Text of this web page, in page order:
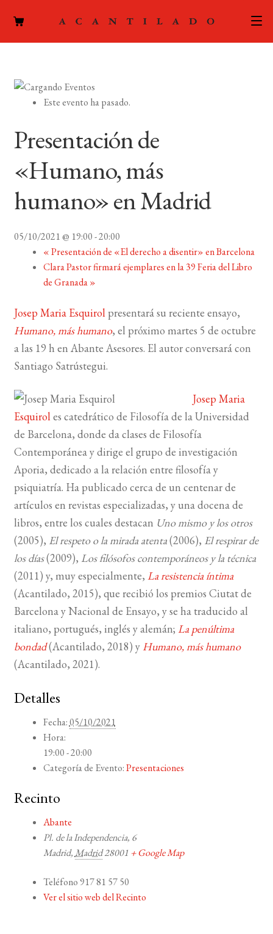
PODCAST
LA EDITORIAL
FOREIGN RIGHTS
CONTACTO
MI CUENTA
LISTA DE LIBROS
Este evento ha pasado.
Presentación de
«Humano, más
humano» en Madrid
05/10/2021 @ 19:00-20:00
«Presentación de «El derecho a disentir» en Barcelona
Clara Pastor firmará ejemplares en la 39 Feria del Libro
de Granada»
Josep Maria Esquirolpresentará su reciente ensayo,
Humano, más humano, el próximo martes 5 de octubre
a las 19 h en Abante Asesores. El autor conversará con
Santiago Satrústegui.
Josep Maria
Esquiroles catedrático de Filosofía de la Universidad
de Barcelona, donde da clases de Filosofía
Contemporánea y dirige el grupo de investigación
Aporia, dedicado a la relación entre filosofía y
psiquiatría. Ha publicado cerca de un centenar de
artículos en revistas especializadas, y una docena de
libros, entre los cuales destacan Uno mismo y los otros
(2005), El respeto o la mirada atenta(2006), El respirar de
los días(2009), Los filósofos contemporáneos y la técnica
(2011) y, muy especialmente, La resistencia íntima
(Acantilado, 2015), que recibió los premios Ciutat de
Barcelona y Nacional de Ensayo, y se ha traducido al
italiano, portugués, inglés y alemán; La penúltima
bondad(Acantilado, 2018) y Humano, más humano
(Acantilado, 2021).
Detalles
Fecha:05/10/2021
Hora:
19:00 - 20:00
Categoría de Evento:Presentaciones
Recinto
Abante
Pl. de la Independencia, 6
Madrid,Madrid28001 + Google Map
Teléfono 917 81 57 50
Ver el sitio web del Recinto